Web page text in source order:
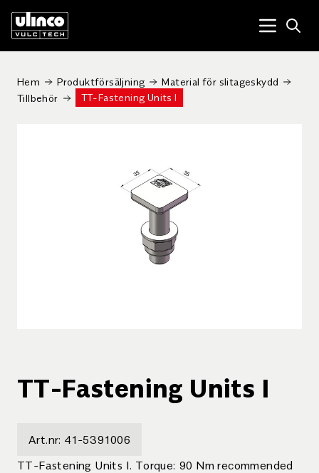
Menu
Hem Produktförsäljning
Material för slitageskydd
Tillbehör
TT-Fastening Units I
TT-Fastening Units I
Art.nr: 41-5391006
TT-Fastening Units I. Torque: 90 Nm recommended